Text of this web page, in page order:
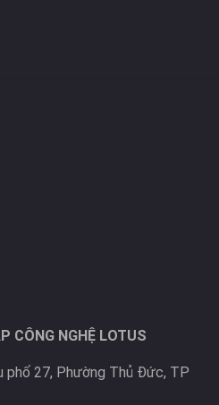
CÔNG NGHỆ LOTUS
phố 27, Phường Thủ Đức, TP